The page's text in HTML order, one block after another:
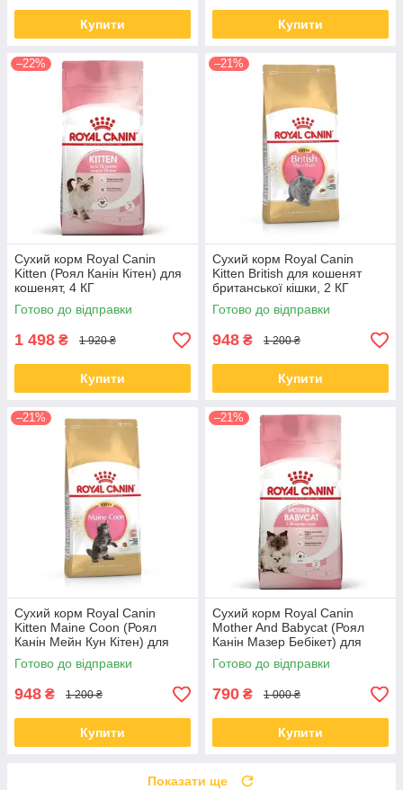
Купити Купити
–22%
Сухий корм Royal Canin
Kitten (Роял Канін Кітен) для
кошенят, 4 КГ
Готово до відправки
1 498 ₴ 1 920 ₴
Купити
–21%
Сухий корм Royal Canin
Kitten British для кошенят
британської кішки, 2 КГ
Готово до відправки
948 ₴ 1 200 ₴
Купити
–21%
Сухий корм Royal Canin
Kitten Maine Coon (Роял
Канін Мейн Кун Кітен) для
кошенят, 2 КГ
Готово до відправки
948 ₴ 1 200 ₴
Купити
–21%
Сухий корм Royal Canin
Mother And Babycat (Роял
Канін Мазер Бебікет) для
кошенят і кішок, 2 КГ
Готово до відправки
790 ₴ 1 000 ₴
Купити
Показати ще